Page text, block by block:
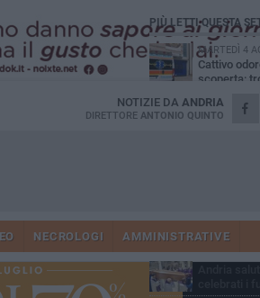
NOTIZIE DA ANDRIA
DIRETTORE ANTONIO QUINTO
NECROLOGI AMMINISTRATIVE
PIÙ LETTI QUESTA
MARTEDÌ 4
Cattivo
scoperta:
SABATO 1
"3 vite. 2
Scompare
Beppe
MARTEDÌ 4